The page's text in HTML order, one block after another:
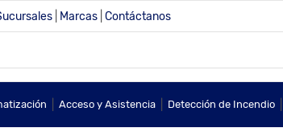
Marcas Contáctanos
Acceso y Asistencia Detección de Incendio